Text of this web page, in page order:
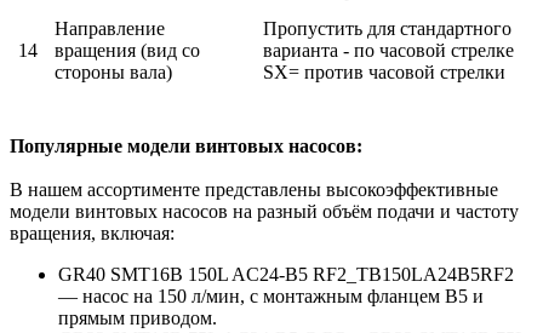
14
Направление
вращения (вид со
стороны вала)
Пропустить для стандартного
варианта - по часовой стрелке
SX= против часовой стрелки
Популярные модели винтовых насосов:
В нашем ассортименте представлены высокоэффективные
модели винтовых насосов на разный объём подачи и частоту
вращения, включая:
GR40 SMT16B 150L AC24-B5 RF2_TB150LA24B5RF2
— насос на 150 л/мин, с монтажным фланцем B5 и
прямым приводом.